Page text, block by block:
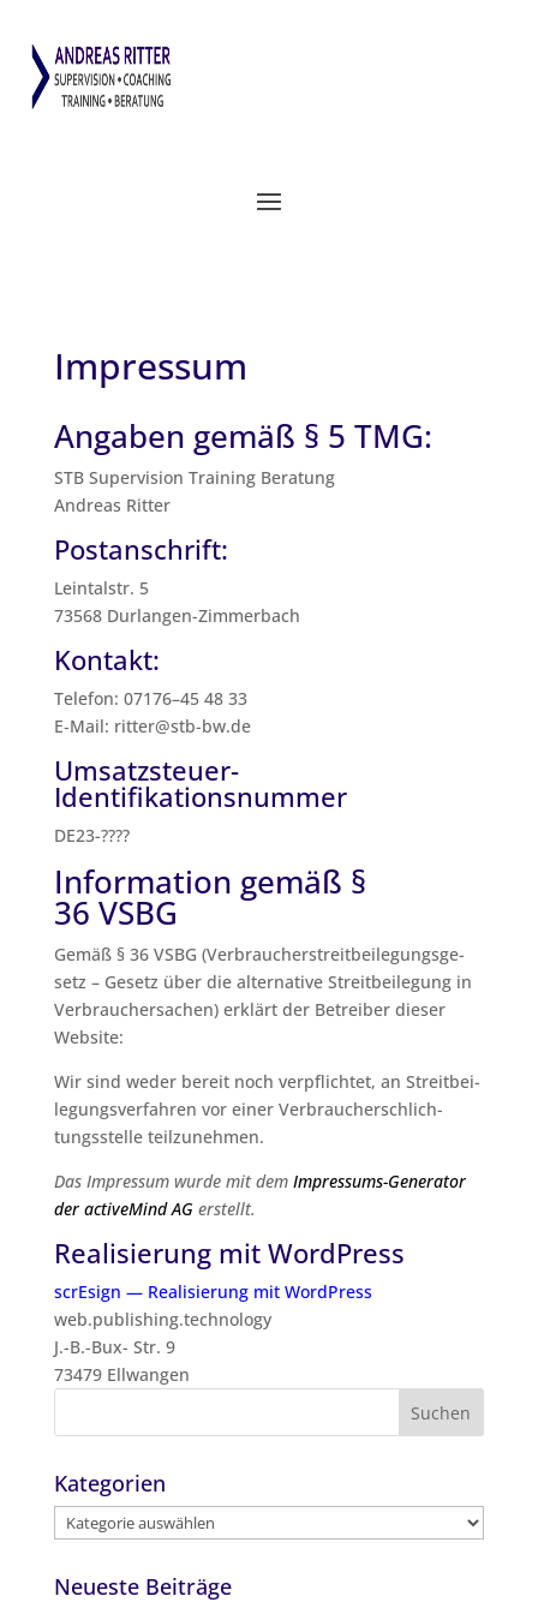
Impressum
Angaben gemäß § 5 TMG:
STB Super­vi­si­on Trai­ning Bera­tung
Andre­as Ritter
Postanschrift:
Lein­tal­str. 5
73568 Dur­lan­gen-Zim­mer­bach
Kontakt:
Tele­fon: 07176–45 48 33
E‑Mail: ritter@stb-bw.de
Umsatzsteuer-
Identifikationsnummer
DE23-????
Information gemäß §
36 VSBG
Gemäß § 36 VSBG (Ver­brau­cher­streit­bei­le­gungs­ge­
setz – Gesetz über die alter­na­ti­ve Streit­bei­le­gung in
Ver­brau­cher­sa­chen) erklärt der Betrei­ber die­ser
Website:
Wir sind weder bereit noch ver­pflich­tet, an Streit­bei­
le­gungs­ver­fah­ren vor einer Ver­brau­cher­schlich­
tungs­stel­le teilzunehmen.
Das Impres­sum wur­de mit dem Impres­sums-Gene­ra­tor
der active­Mind AG erstellt.
Realisierung mit WordPress
scrEsign — Rea­li­sie­rung mit Word­Press
web.publishing.technology
J.-B.-Bux- Str. 9
73479 Ell­wan­gen
Kategorien
Kategorien
Neueste Beiträge